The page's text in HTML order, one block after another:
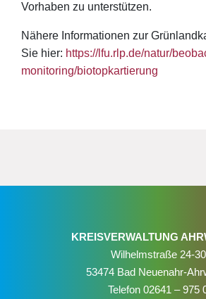
Vorhaben zu unterstützen.
Nähere Informationen zur
Sie hier: https://lfu.rlp.de/natur/
monitoring/biotopkartierung
KREISVERWALTUNG
Wilhelmstraße 24-30
53474 Bad Neuenahr-
Telefon 02641 – 975